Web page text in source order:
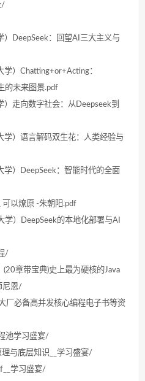
/
DeepSeek：回望AI三大主义与
）Chatting+or+Acting：
的未来图景.pdf
走向数字社会：从Deepseek到
）语言解码双生花：人类经验与
）DeepSeek：智能时代的全面
以燎原 -朱朝阳.pdf
）DeepSeek的本地化部署与AI
/
章带宝典)史上最为硬核的Java
尼恩/
厂必备高并发核心编程电子书等资
池学习盛宴/
与底层知识__学习盛宴/
学习盛宴/